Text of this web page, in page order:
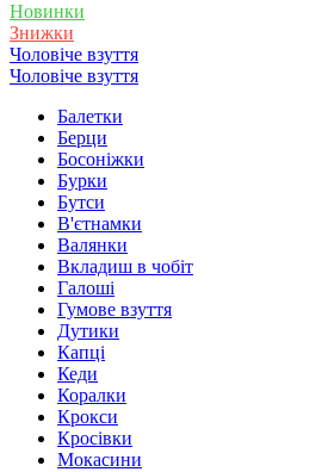
Новинки
Знижки
Чоловіче взуття
Чоловіче взуття
Балетки
Берци
Босоніжки
Бурки
Бутси
В'єтнамки
Валянки
Вкладиш в чобіт
Галоші
Гумове взуття
Дутики
Капці
Кеди
Коралки
Крокси
Кросівки
Мокасини